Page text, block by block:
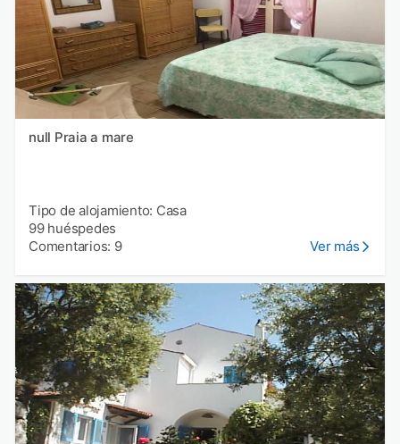
null Praia a mare
Tipo de alojamiento: Casa
99 huéspedes
Comentarios: 9
Ver más